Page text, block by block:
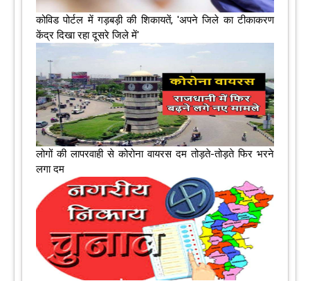
कोविड पोर्टल में गड़बड़ी की शिकायतें, 'अपने जिले का टीकाकरण
केंद्र दिखा रहा दूसरे जिले में'
लोगों की लापरवाही से कोरोना वायरस दम तोड़ते-तोड़ते फिर भरने
लगा दम